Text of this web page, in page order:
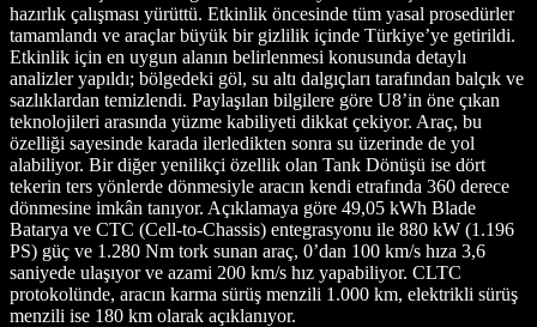
hazırlık çalışması yürüttü. Etkinlik öncesinde tüm yasal prosedürler
tamamlandı ve araçlar büyük bir gizlilik içinde Türkiye’ye getirildi.
Etkinlik için en uygun alanın belirlenmesi konusunda detaylı
analizler yapıldı; bölgedeki göl, su altı dalgıçları tarafından balçık ve
sazlıklardan temizlendi. Paylaşılan bilgilere göre U8’in öne çıkan
teknolojileri arasında yüzme kabiliyeti dikkat çekiyor. Araç, bu
özelliği sayesinde karada ilerledikten sonra su üzerinde de yol
alabiliyor. Bir diğer yenilikçi özellik olan Tank Dönüşü ise dört
tekerin ters yönlerde dönmesiyle aracın kendi etrafında 360 derece
dönmesine imkân tanıyor. Açıklamaya göre 49,05 kWh Blade
Batarya ve CTC (Cell-to-Chassis) entegrasyonu ile 880 kW (1.196
PS) güç ve 1.280 Nm tork sunan araç, 0’dan 100 km/s hıza 3,6
saniyede ulaşıyor ve azami 200 km/s hız yapabiliyor. CLTC
protokolünde, aracın karma sürüş menzili 1.000 km, elektrikli sürüş
menzili ise 180 km olarak açıklanıyor.